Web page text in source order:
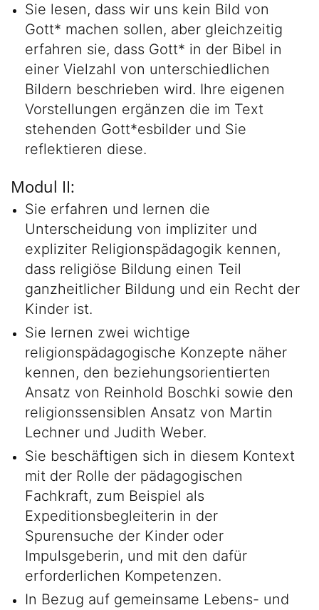
Sie lesen, dass wir uns kein Bild von
Gott* machen sollen, aber gleichzeitig
erfahren sie, dass Gott* in der Bibel in
einer Vielzahl von unterschiedlichen
Bildern beschrieben wird. Ihre eigenen
Vorstellungen ergänzen die im Text
stehenden Gott*esbilder und Sie
reflektieren diese.
Modul II:
Sie erfahren und lernen die
Unterscheidung von impliziter und
expliziter Religionspädagogik kennen,
dass religiöse Bildung einen Teil
ganzheitlicher Bildung und ein Recht der
Kinder ist.
Sie lernen zwei wichtige
religionspädagogische Konzepte näher
kennen, den beziehungsorientierten
Ansatz von Reinhold Boschki sowie den
religionssensiblen Ansatz von Martin
Lechner und Judith Weber.
Sie beschäftigen sich in diesem Kontext
mit der Rolle der pädagogischen
Fachkraft, zum Beispiel als
Expeditionsbegleiterin in der
Spurensuche der Kinder oder
Impulsgeberin, und mit den dafür
erforderlichen Kompetenzen.
In Bezug auf gemeinsame Lebens- und